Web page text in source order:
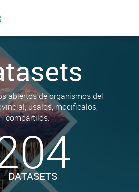
abiertos de organismos del
usalos, modificalos,
compartilos.
DATASETS